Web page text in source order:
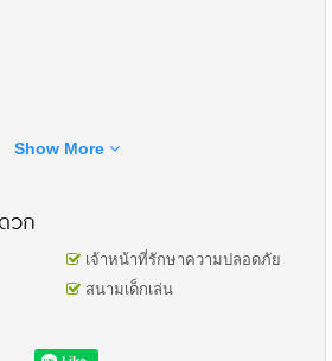
Show More
วก
เจ้าหน้าที่รักษาความปลอดภัย
สนามเด็กเล่น